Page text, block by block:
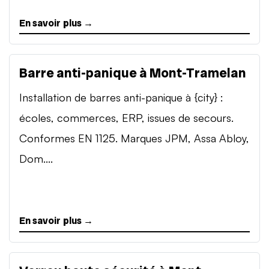
En savoir plus →
Barre anti-panique à Mont-Tramelan
Installation de barres anti-panique à {city} :
écoles, commerces, ERP, issues de secours.
Conformes EN 1125. Marques JPM, Assa Abloy,
Dom....
En savoir plus →